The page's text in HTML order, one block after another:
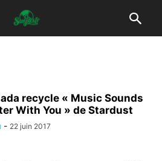
recycle « Music Sounds
With You » de Stardust
- 22 juin 2017